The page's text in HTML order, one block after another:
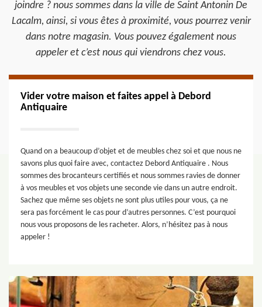
joindre ? nous sommes dans la ville de Saint Antonin De
Lacalm, ainsi, si vous êtes à proximité, vous pourrez venir
dans notre magasin. Vous pouvez également nous
appeler et c’est nous qui viendrons chez vous.
Vider votre maison et faites appel à Debord
Antiquaire
Quand on a beaucoup d’objet et de meubles chez soi et que nous ne
savons plus quoi faire avec, contactez Debord Antiquaire . Nous
sommes des brocanteurs certifiés et nous sommes ravies de donner
à vos meubles et vos objets une seconde vie dans un autre endroit.
Sachez que même ses objets ne sont plus utiles pour vous, ça ne
sera pas forcément le cas pour d’autres personnes. C’est pourquoi
nous vous proposons de les racheter. Alors, n’hésitez pas à nous
appeler !